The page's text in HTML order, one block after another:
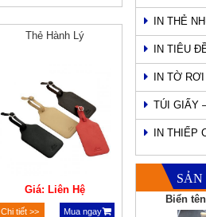
Thẻ Hành Lý
Giá: Liên Hệ
Chi tiết >> Mua ngay
IN THẺ
IN TIÊU
IN TỜ RƠI
TÚI GIẤY
IN THIẾP
Biển